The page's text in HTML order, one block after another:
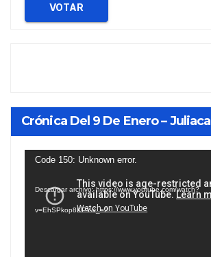
VOTAR
Crónica Del 9 De Enero – Juliaca
Reproductor
vídeo
Code 150: Unknown error.
Descargar archivo: https://www.youtube.com/watch?
v=EhSPkop8KPY&_=2